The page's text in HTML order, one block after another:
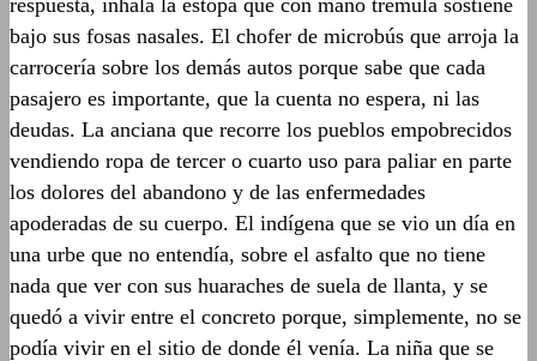
respuesta, inhala la estopa que con mano trémula sostiene
bajo sus fosas nasales. El chofer de microbús que arroja la
carrocería sobre los demás autos porque sabe que cada
pasajero es importante, que la cuenta no espera, ni las
deudas. La anciana que recorre los pueblos empobrecidos
vendiendo ropa de tercer o cuarto uso para paliar en parte
los dolores del abandono y de las enfermedades
apoderadas de su cuerpo. El indígena que se vio un día en
una urbe que no entendía, sobre el asfalto que no tiene
nada que ver con sus huaraches de suela de llanta, y se
quedó a vivir entre el concreto porque, simplemente, no se
podía vivir en el sitio de donde él venía. La niña que se